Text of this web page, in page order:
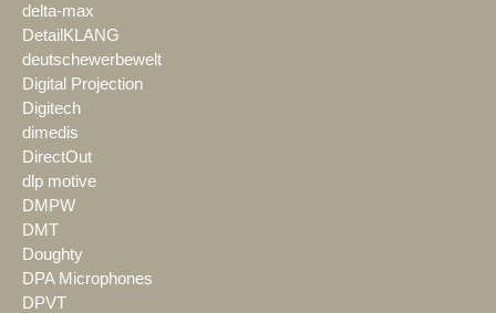
delta-max
DetailKLANG
deutschewerbewelt
Digital Projection
Digitech
dimedis
DirectOut
dlp motive
DMPW
DMT
Doughty
DPA Microphones
DPVT